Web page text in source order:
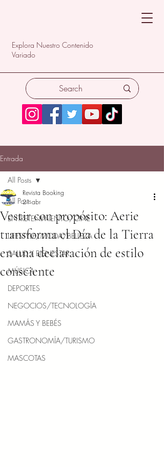
Explora Nuestro Contenido
Variado
Entrada
All Posts
ENTRETENIMIENTO/CINE
LIFESTYLE/MODA/BELLEZA
SALUD Y BIENESTAR
MÚSICA
DEPORTES
NEGOCIOS/TECNOLOGÍA
MAMÁS Y BEBÉS
GASTRONOMÍA/TURISMO
MASCOTAS
All Posts
Vestir con propósito: Aerie
transforma el Día de la Tierra
en una declaración de estilo
consciente
Revista Booking
21 abr